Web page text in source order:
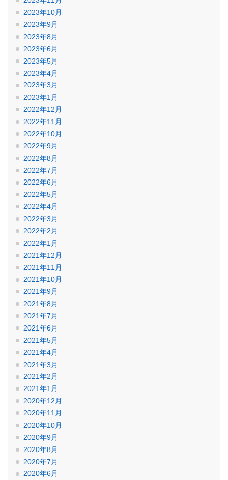
2023年10月
2023年9月
2023年8月
2023年6月
2023年5月
2023年4月
2023年3月
2023年1月
2022年12月
2022年11月
2022年10月
2022年9月
2022年8月
2022年7月
2022年6月
2022年5月
2022年4月
2022年3月
2022年2月
2022年1月
2021年12月
2021年11月
2021年10月
2021年9月
2021年8月
2021年7月
2021年6月
2021年5月
2021年4月
2021年3月
2021年2月
2021年1月
2020年12月
2020年11月
2020年10月
2020年9月
2020年8月
2020年7月
2020年6月